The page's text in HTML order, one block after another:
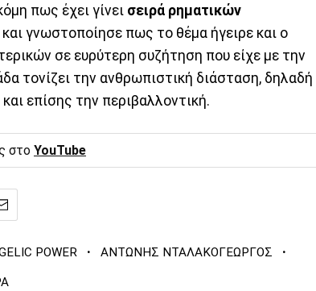
πως έχει γίνει σειρά ρηματικών
και γνωστοποίησε πως το θέμα ήγειρε και ο
σε ευρύτερη συζήτηση που είχε με την
τονίζει την ανθρωπιστική διάσταση, δηλαδή
επίσης την περιβαλλοντική.
στο YouTube
POWER · ΑΝΤΩΝΗΣ ΝΤΑΛΑΚΟΓΕΩΡΓΟΣ ·